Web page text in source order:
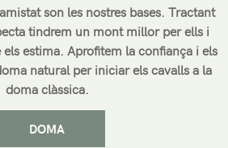
son les nostres bases. Tractant
tindrem un mont millor per ells i
estima. Aprofitem la confiança i els
natural per iniciar els cavalls a la
doma clàssica.
DOMA